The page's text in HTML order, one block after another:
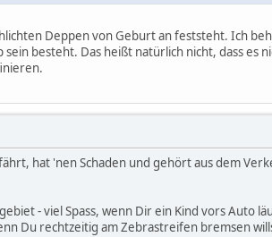
Deppen von Geburt an feststeht. Ich
besteht. Das heißt natürlich nicht, dass es
hat 'nen Schaden und gehört aus dem
- viel Spass, wenn Dir ein Kind vors Auto
Du rechtzeitig am Zebrastreifen bremsen